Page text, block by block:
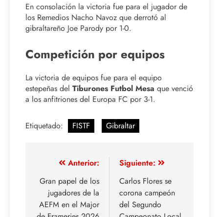
En consolación la victoria fue para el jugador de
los Remedios Nacho Navoz que derrotó al
gibraltareño Joe Parody por 1-0.
Competición por equipos
La victoria de equipos fue para el equipo
estepeñas del Tiburones Futbol Mesa que venció
a los anfitriones del Europa FC por 3-1.
Etiquetado: FISTF Gibraltar
Anterior:
Gran papel de los
jugadores de la
AEFM en el Major
Siguiente:
Carlos Flores se
corona campeón
del Segundo